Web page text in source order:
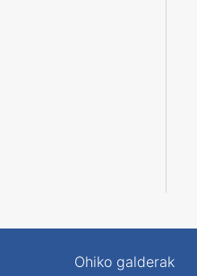
Ohiko galderak